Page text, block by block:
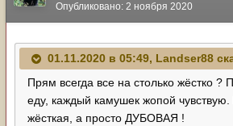
Опубликовано: 2 ноября 2020
01.11.2020 в 05:49, Landser88
Прям всегда все на столько жёстко ?
еду, каждый камушек жопой
жёсткая, а просто ДУБОВАЯ !